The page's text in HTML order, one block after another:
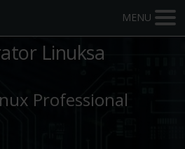
MENU
Linuksa
Professional